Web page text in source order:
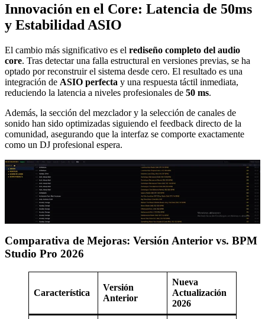
Innovación en el Core: Latencia de 50ms
y Estabilidad ASIO
El cambio más significativo es el rediseño completo del audio
core. Tras detectar una falla estructural en versiones previas, se ha
optado por reconstruir el sistema desde cero. El resultado es una
integración de ASIO perfecta y una respuesta táctil inmediata,
reduciendo la latencia a niveles profesionales de 50 ms.
Además, la sección del mezclador y la selección de canales de
sonido han sido optimizadas siguiendo el feedback directo de la
comunidad, asegurando que la interfaz se comporte exactamente
como un DJ profesional espera.
Comparativa de Mejoras: Versión Anterior vs. BPM
Studio Pro 2026
Característica
Versión
Anterior
Nueva
Actualización
2026